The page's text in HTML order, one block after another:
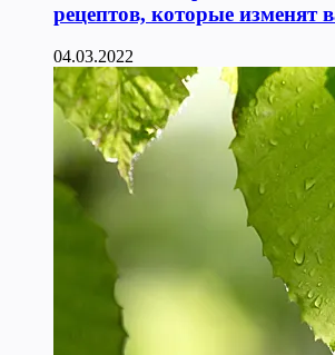
рецептов, которые изменят
04.03.2022